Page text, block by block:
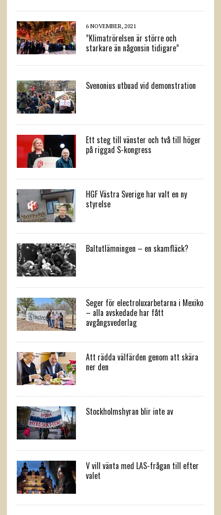
6 NOVEMBER, 2021
”Klimatrörelsen är större och
starkare än någonsin tidigare”
Svenonius utbuad vid demonstration
Ett steg till vänster och två till höger
på riggad S-kongress
HGF Västra Sverige har valt en ny
styrelse
Baltutlämningen – en skamfläck?
Seger för electroluxarbetarna i Mexiko
– alla avskedade har fått
avgångsvederlag
Att rädda välfärden genom att skära
ner den
Stockholmshyran blir inte av
V vill vänta med LAS-frågan till efter
valet